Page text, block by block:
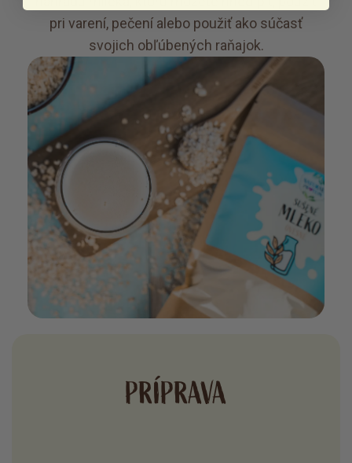
pri varení, pečení alebo použiť ako súčasť
svojich obľúbených raňajok.
PRÍPRAVA